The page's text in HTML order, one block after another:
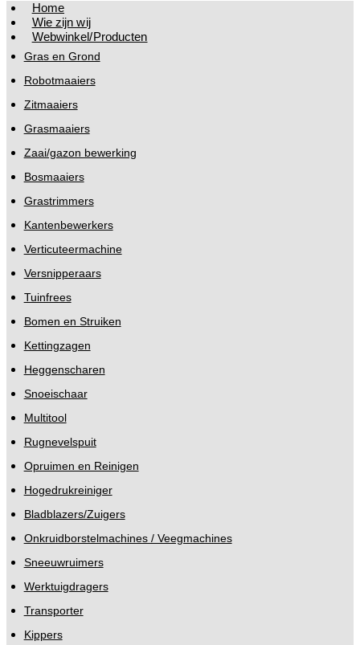
Home
Wie zijn wij
Webwinkel/Producten
Gras en Grond
Robotmaaiers
Zitmaaiers
Grasmaaiers
Zaai/gazon bewerking
Bosmaaiers
Grastrimmers
Kantenbewerkers
Verticuteermachine
Versnipperaars
Tuinfrees
Bomen en Struiken
Kettingzagen
Heggenscharen
Snoeischaar
Multitool
Rugnevelspuit
Opruimen en Reinigen
Hogedrukreiniger
Bladblazers/Zuigers
Onkruidborstelmachines / Veegmachines
Sneeuwruimers
Werktuigdragers
Transporter
Kippers